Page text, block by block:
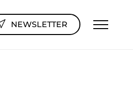
NEWSLETTER